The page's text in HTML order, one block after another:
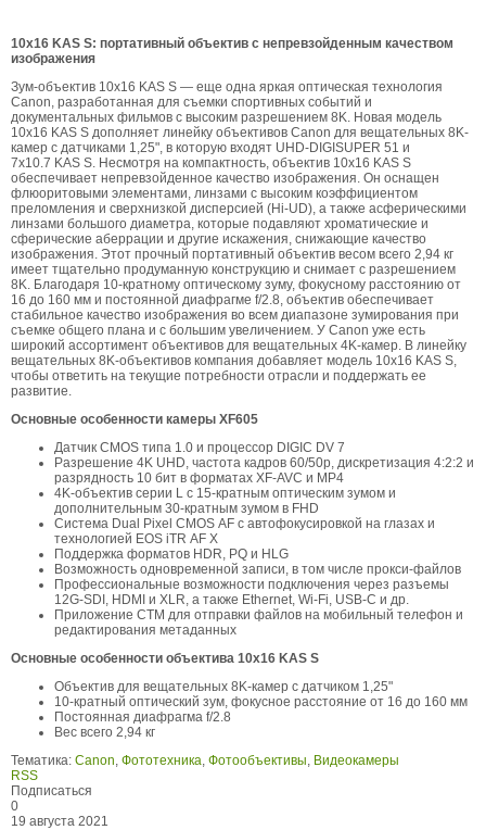
10x16 KAS S: портативный объектив с непревзойденным качеством
изображения
Зум-объектив 10x16 KAS S — еще одна яркая оптическая технология
Canon, разработанная для съемки спортивных событий и
документальных фильмов с высоким разрешением 8K. Новая модель
10x16 KAS S дополняет линейку объективов Canon для вещательных 8K-
камер с датчиками 1,25", в которую входят UHD-DIGISUPER 51 и
7x10.7 KAS S. Несмотря на компактность, объектив 10x16 KAS S
обеспечивает непревзойденное качество изображения. Он оснащен
флюоритовыми элементами, линзами с высоким коэффициентом
преломления и сверхнизкой дисперсией (Hi-UD), а также асферическими
линзами большого диаметра, которые подавляют хроматические и
сферические аберрации и другие искажения, снижающие качество
изображения. Этот прочный портативный объектив весом всего 2,94 кг
имеет тщательно продуманную конструкцию и снимает с разрешением
8K. Благодаря 10-кратному оптическому зуму, фокусному расстоянию от
16 до 160 мм и постоянной диафрагме f/2.8, объектив обеспечивает
стабильное качество изображения во всем диапазоне зумирования при
съемке общего плана и с большим увеличением. У Canon уже есть
широкий ассортимент объективов для вещательных 4K-камер. В линейку
вещательных 8K-объективов компания добавляет модель 10x16 KAS S,
чтобы ответить на текущие потребности отрасли и поддержать ее
развитие.
Основные особенности камеры XF605
Датчик CMOS типа 1.0 и процессор DIGIC DV 7
Разрешение 4K UHD, частота кадров 60/50p, дискретизация 4:2:2 и
разрядность 10 бит в форматах XF-AVC и MP4
4K-объектив серии L с 15-кратным оптическим зумом и
дополнительным 30-кратным зумом в FHD
Система Dual Pixel CMOS AF с автофокусировкой на глазах и
технологией EOS iTR AF X
Поддержка форматов HDR, PQ и HLG
Возможность одновременной записи, в том числе прокси-файлов
Профессиональные возможности подключения через разъемы
12G-SDI, HDMI и XLR, а также Ethernet, Wi-Fi, USB-C и др.
Приложение CTM для отправки файлов на мобильный телефон и
редактирования метаданных
Основные особенности объектива 10x16 KAS S
Объектив для вещательных 8K-камер с датчиком 1,25"
10-кратный оптический зум, фокусное расстояние от 16 до 160 мм
Постоянная диафрагма f/2.8
Вес всего 2,94 кг
Тематика: Canon, Фототехника, Фотообъективы, Видеокамеры
RSS
Подписаться
0
19 августа 2021